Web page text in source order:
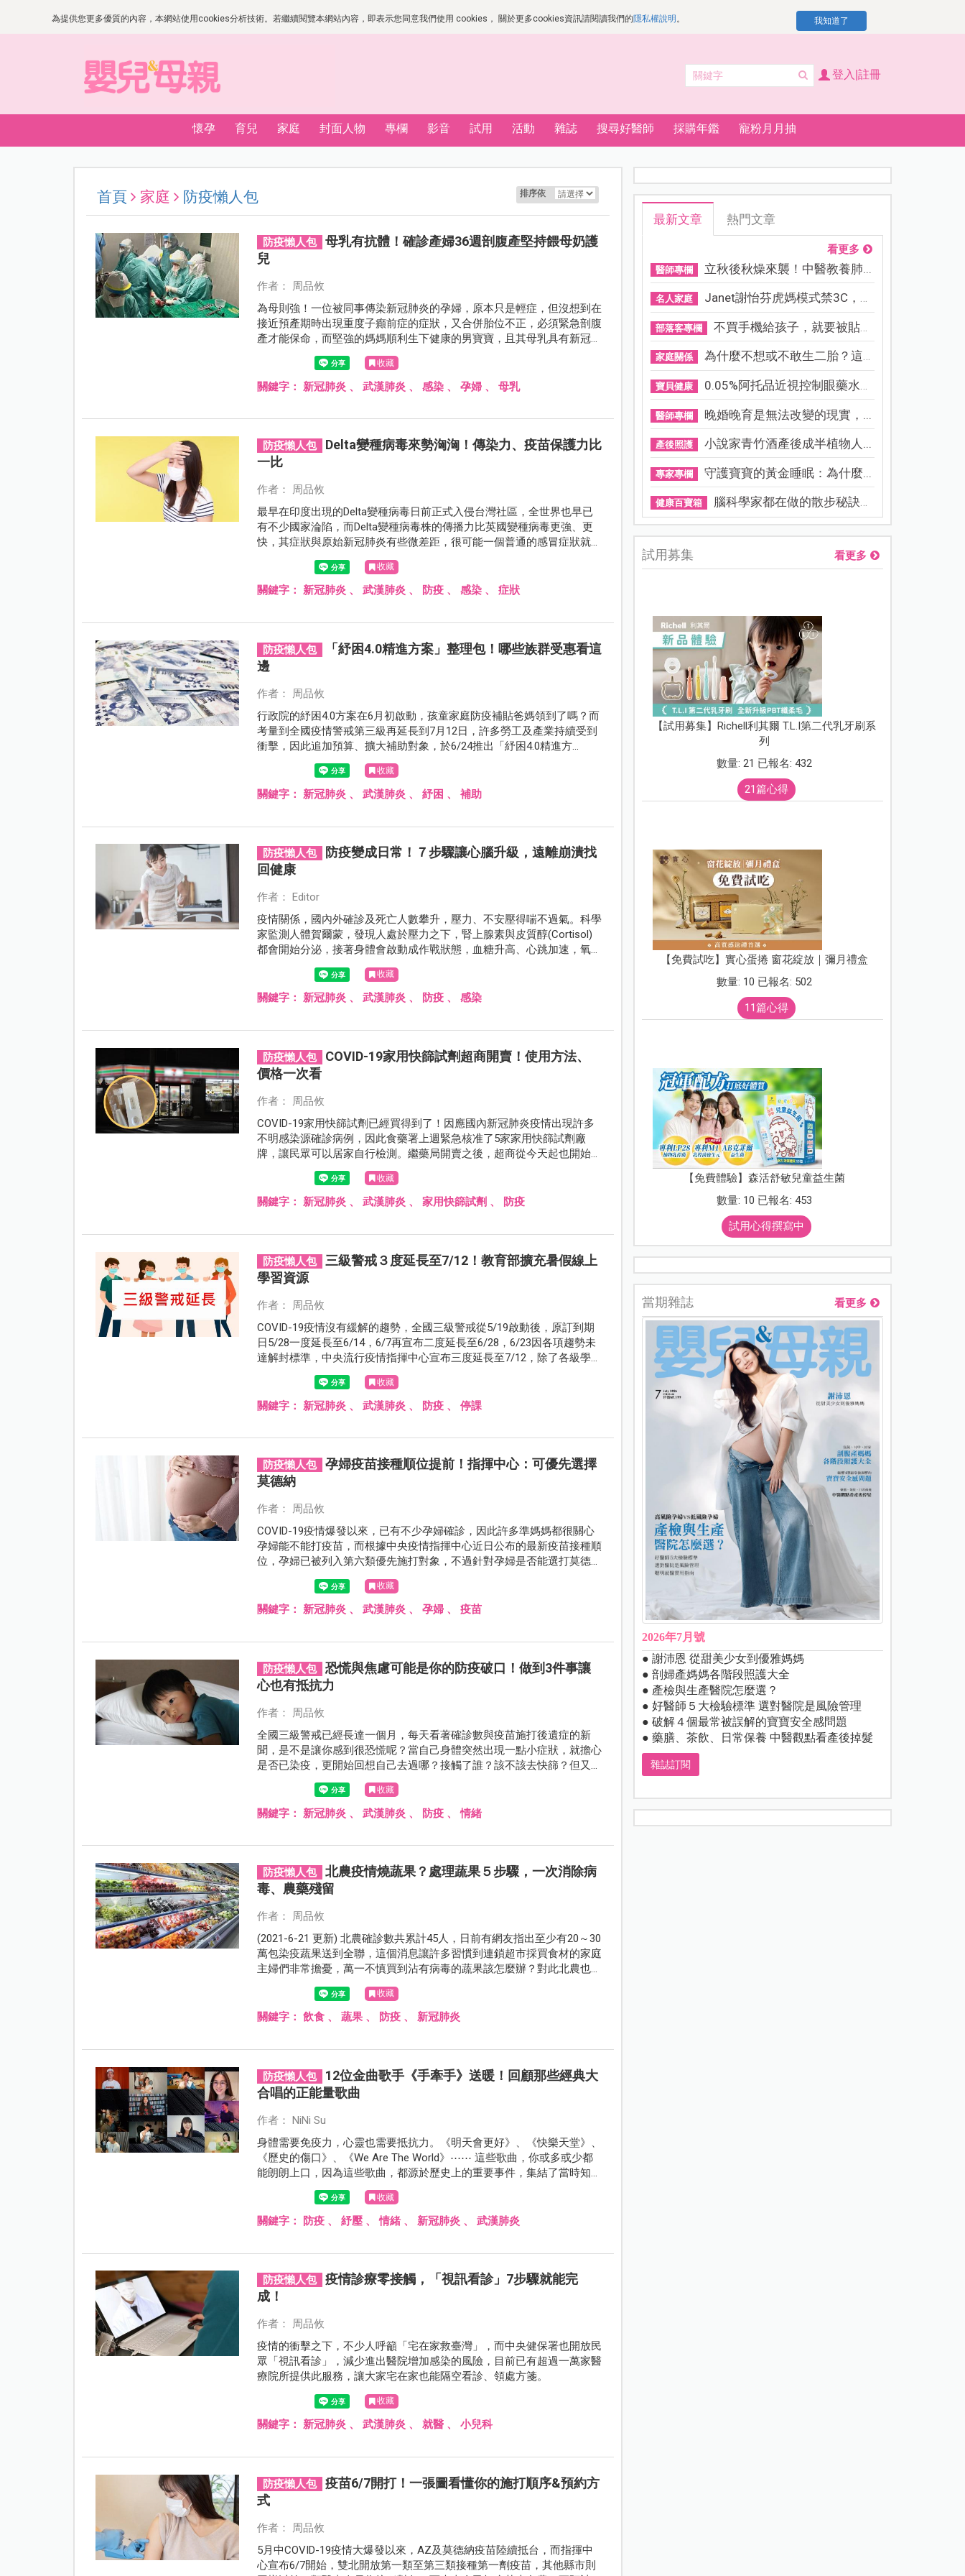
為提供您更多優質的內容，本網站使用cookies分析技術。若繼續閱覽本網站內容，即表示您同意我們使用 cookies， 關於更多cookies資訊請閱讀我們的隱私權說明 。 我知道了
登入|註冊
懷孕 育兒 家庭 封面人物 專欄 影音 試用 活動 雜誌 搜尋好醫師 採購年鑑 寵粉月月抽
首頁 家庭 防疫懶人包 排序依
防疫懶人包
母乳有抗體！確診產婦36週剖腹產堅持餵母奶護
兒
作者： 周品攸
為母則強！一位被同事傳染新冠肺炎的孕婦，原本只是輕症，但沒想到在
接近預產期時出現重度子癲前症的症狀，又合併胎位不正，必須緊急剖腹
產才能保命，而堅強的媽媽順利生下健康的男寶寶，且其母乳具有新冠肺
炎的抗體，因此強忍身體不適也堅持擠母奶給寶寶喝，保護兒子健康。
收藏
關鍵字： 新冠肺炎 、武漢肺炎 、感染 、孕婦 、母乳
防疫懶人包
Delta變種病毒來勢洶洶！傳染力、疫苗保護力比
一比
作者： 周品攸
最早在印度出現的Delta變種病毒日前正式入侵台灣社區，全世界也早已
有不少國家淪陷，而Delta變種病毒株的傳播力比英國變種病毒更強、更
快，其症狀與原始新冠肺炎有些微差距，很可能一個普通的感冒症狀就可
能已經染疫，讓外界擔憂是否要再提高疫情警戒。
收藏
關鍵字：新冠肺炎 、武漢肺炎 、 防疫 、感染 、症狀
防疫懶人包
「紓困4.0精進方案」整理包！哪些族群受惠看這
邊
作者： 周品攸
行政院的紓困4.0方案在6月初啟動，孩童家庭防疫補貼爸媽領到了嗎？而
考量到全國疫情警戒第三級再延長到7月12日，許多勞工及產業持續受到
衝擊，因此追加預算、擴大補助對象，於6/24推出「紓困4.0精進方
案」，至於這次的加碼是否有幫助到家長呢？帶你一起來了解！
收藏
關鍵字：新冠肺炎 、武漢肺炎 、紓困 、補助
防疫懶人包
防疫變成日常！７步驟讓心腦升級，遠離崩潰找
回健康
作者： Editor
疫情關係，國內外確診及死亡人數攀升，壓力、不安壓得喘不過氣。科學
家監測人體賀爾蒙，發現人處於壓力之下，腎上腺素與皮質醇(Cortisol)
都會開始分泌，接著身體會啟動成作戰狀態，血糖升高、心跳加速，氧氣
與葡萄糖大量供給肌肉，腦部也會因皮質醇而變得警覺清明。
收藏
關鍵字：新冠肺炎 、武漢肺炎 、 防疫 、感染
防疫懶人包
COVID-19家用快篩試劑超商開賣！使用方法、
價格一次看
作者： 周品攸
COVID-19家用快篩試劑已經買得到了！因應國內新冠肺炎疫情出現許多
不明感染源確診病例，因此食藥署上週緊急核准了5家家用快篩試劑廠
牌，讓民眾可以居家自行檢測。繼藥局開賣之後，超商從今天起也開始陸
續上架，你知道如何使用了嗎？
收藏
關鍵字：新冠肺炎 、武漢肺炎 、家用快篩試劑 、 防疫
防疫懶人包
三級警戒３度延長至7/12！教育部擴充暑假線上
學習資源
作者： 周品攸
COVID-19疫情沒有緩解的趨勢，全國三級警戒從5/19啟動後，原訂到期
日5/28一度延長至6/14，6/7再宣布二度延長至6/28，6/23因各項趨勢未
達解封標準，中央流行疫情指揮中心宣布三度延長至7/12，除了各級學校
直接進入暑假，也呼籲大家持續努力落實三級警戒的防疫措施。
收藏
關鍵字： 新冠肺炎 、武漢肺炎 、 防疫 、停課
防疫懶人包
孕婦疫苗接種順位提前！指揮中心：可優先選擇
莫德納
作者： 周品攸
COVID-19疫情爆發以來，已有不少孕婦確診，因此許多準媽媽都很關心
孕婦能不能打疫苗，而根據中央疫情指揮中心近日公布的最新疫苗接種順
位，孕婦已被列入第六類優先施打對象，不過針對孕婦是否能選打莫德
納，指揮中心目前的說法是？
收藏
關鍵字：新冠肺炎 、武漢肺炎 、孕婦 、疫苗
防疫懶人包
恐慌與焦慮可能是你的防疫破口！做到3件事讓
心也有抵抗力
作者： 周品攸
全國三級警戒已經長達一個月，每天看著確診數與疫苗施打後遺症的新
聞，是不是讓你感到很恐慌呢？當自己身體突然出現一點小症狀，就擔心
是否已染疫，更開始回想自己去過哪？接觸了誰？該不該去快篩？但又怕
群聚怎麼辦？STOP！當心這些焦慮與不安成為你的防疫破口！我們不只
要維護個人衛生，更需重視心理的防疫。
收藏
關鍵字：新冠肺炎 、武漢肺炎 、 防疫 、情緒
防疫懶人包
北農疫情燒蔬果？處理蔬果５步驟，一次消除病
毒、農藥殘留
作者： 周品攸
(2021-6-21 更新) 北農確診數共累計45人，日前有網友指出至少有20～30
萬包染疫蔬果送到全聯，這個消息讓許多習慣到連鎖超市採買食材的家庭
主婦們非常擔憂，萬一不慎買到沾有病毒的蔬果該怎麼辦？對此北農也緊
急發表聲明。
收藏
關鍵字：飲食 、蔬果 、 防疫 、新冠肺炎
防疫懶人包
12位金曲歌手《手牽手》送暖！回顧那些經典大
合唱的正能量歌曲
作者： NiNi Su
身體需要免疫力，心靈也需要抵抗力。《明天會更好》、《快樂天堂》、
《歷史的傷口》、《We Are The World》⋯⋯ 這些歌曲，你或多或少都
能朗朗上口，因為這些歌曲，都源於歷史上的重要事件，集結了當時知名
歌手，透過歌聲給人力量、傳遞溫暖。
收藏
關鍵字： 防疫 、紓壓 、情緒 、新冠肺炎 、武漢肺炎
防疫懶人包
疫情診療零接觸，「視訊看診」7步驟就能完
成！
作者： 周品攸
疫情的衝擊之下，不少人呼籲「宅在家救臺灣」，而中央健保署也開放民
眾「視訊看診」，減少進出醫院增加感染的風險，目前已有超過一萬家醫
療院所提供此服務，讓大家宅在家也能隔空看診、領處方箋。
收藏
關鍵字：新冠肺炎 、武漢肺炎 、就醫 、小兒科
防疫懶人包
疫苗6/7開打！一張圖看懂你的施打順序&預約方
式
作者： 周品攸
5月中COVID-19疫情大爆發以來，AZ及莫德納疫苗陸續抵台，而指揮中
心宣布6/7開始，雙北開放第一類至第三類接種第一劑疫苗，其他縣市則
最新文章 熱門文章
看更多
醫師專欄 立秋後秋燥來襲！中醫教養肺...
名人家庭 Janet謝怡芬虎媽模式禁3C，看...
部落客專欄 不買手機給孩子，就要被貼「...
家庭關係 為什麼不想或不敢生二胎？這8...
寶貝健康 0.05%阿托品近視控制眼藥水納...
醫師專欄 晚婚晚育是無法改變的現實，...
產後照護 小說家青竹酒產後成半植物人...
專家專欄 守護寶寶的黃金睡眠：為什麼...
健康百寶箱 腦科學家都在做的散步秘訣！...
試用募集 看更多
【試用募集】Richell利其爾 T.L.I第二代乳牙刷系
列
數量: 21 已報名: 432
21篇心得
【免費試吃】實心蛋捲 窗花綻放｜彌月禮盒
數量: 10 已報名: 502
11篇心得
【免費體驗】森活舒敏兒童益生菌
數量: 10 已報名: 453
試用心得撰寫中
當期雜誌 看更多
2026年7月號
● 謝沛恩 從甜美少女到優雅媽媽
● 剖婦產媽媽各階段照護大全
● 產檢與生產醫院怎麼選？
● 好醫師５大檢驗標準 選對醫院是風險管理
● 破解４個最常被誤解的寶寶安全感問題
● 藥膳、茶飲、日常保養 中醫觀點看產後掉髮
雜誌訂閱